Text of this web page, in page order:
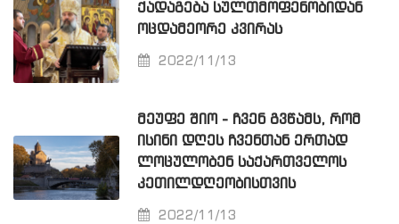
ᲥᲐᲓᲐᲒᲔᲑᲐ ᲡᲣᲚᲗᲛᲝᲤᲔᲜᲝᲑᲘᲓᲐᲜ
ᲝᲪᲓᲐᲛᲔᲝᲠᲔ ᲙᲕᲘᲠᲐᲡ
2022/11/13
ᲛᲔᲣᲤᲔ ᲨᲘᲝ - ᲩᲕᲔᲜ ᲒᲕᲬᲐᲛᲡ, ᲠᲝᲛ
ᲘᲡᲘᲜᲘ ᲓᲦᲔᲡ ᲩᲕᲔᲜᲗᲐᲜ ᲔᲠᲗᲐᲓ
ᲚᲝᲪᲣᲚᲝᲑᲔᲜ ᲡᲐᲥᲐᲠᲗᲕᲔᲚᲝᲡ
ᲙᲔᲗᲘᲚᲓᲦᲔᲝᲑᲘᲡᲗᲕᲘᲡ
2022/11/13